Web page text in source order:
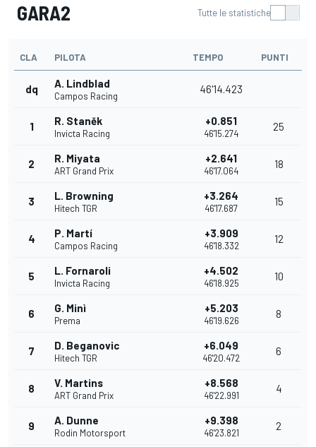
GARA2 Tutte le statistiche
CLA PILOTA TEMPO PUNTI
dq A. Lindblad
Campos Racing
46'14.423
1 R. Staněk
Invicta Racing
+0.851
46'15.274
25
2 R. Miyata
ART Grand Prix
+2.641
46'17.064
18
3 L. Browning
Hitech TGR
+3.264
46'17.687
15
4 P. Martí
Campos Racing
+3.909
46'18.332
12
5 L. Fornaroli
Invicta Racing
+4.502
46'18.925
10
6 G. Minì
Prema
+5.203
46'19.626
8
7 D. Beganovic
Hitech TGR
+6.049
46'20.472
6
8 V. Martins
ART Grand Prix
+8.568
46'22.991
4
9 A. Dunne
Rodin Motorsport
+9.398
46'23.821
2